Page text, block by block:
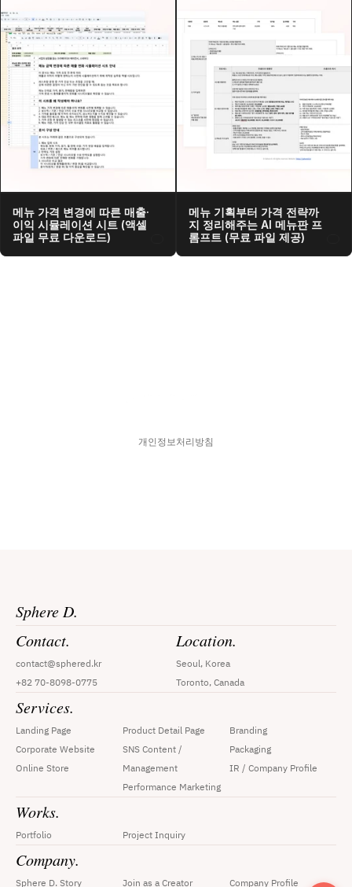
메뉴 가격 변경에 따른 매출·
이익 시뮬레이션 시트 (액셀
파일 무료 다운로드)
메뉴 기획부터 가격 전략까
지 정리해주는 AI 메뉴판 프
롬프트 (무료 파일 제공)
개인정보처리방침
Sphere D.
Contact.
contact@sphered.kr
+82 70-8098-0775
Location.
Seoul, Korea
Toronto, Canada
Services.
Branding
Packaging
IR / Company Profile
Landing Page
Corporate Website
Online Store
Product Detail Page
SNS Content /
Management
Performance Marketing
Works.
Portfolio Project Inquiry
Company.
Sphere D. Story Join as a Creator Company Profile